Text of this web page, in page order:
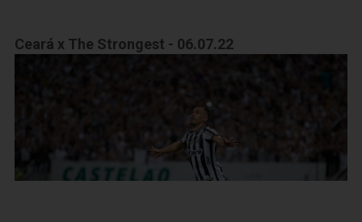
Ceará x The Strongest - 06.07.22